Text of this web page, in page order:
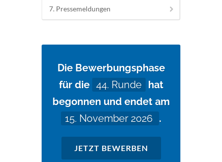
7. Pressemeldungen
Die Bewerbungsphase
für die 44. Runde
hat
begonnen und endet am
15. November 2026 .
JETZT BEWERBEN